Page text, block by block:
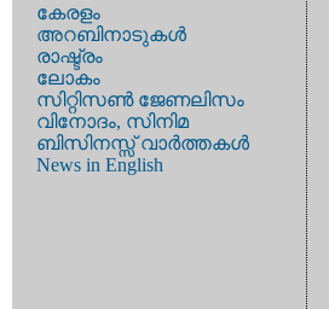
കേരളം
അറബിനാടുകള്‍
രാഷ്ട്രം
ലോകം
സിറ്റിസണ്‍ ജേണലിസം
വിനോദം, സിനിമ
ബിസിനസ്സ് വാര്‍ത്തകള്‍
News in English